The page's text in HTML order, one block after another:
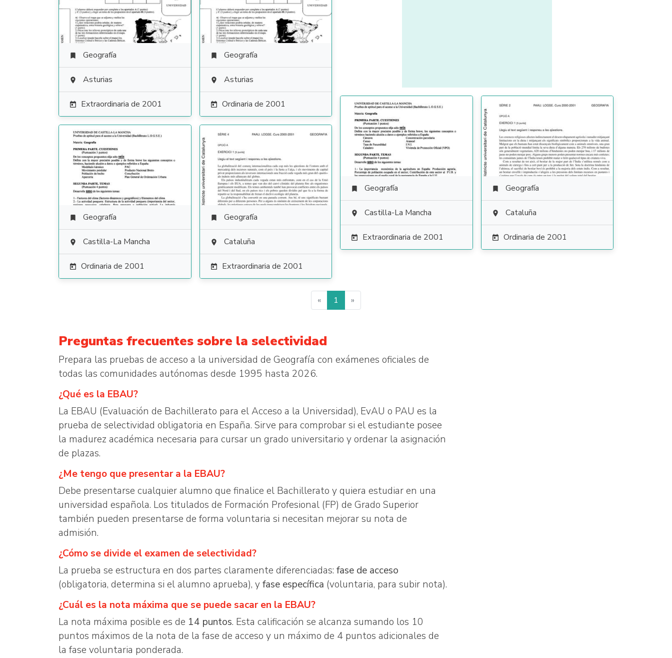
 Geografía
 Asturias
 Extraordinaria de 2001
 Geografía
 Asturias
 Ordinaria de 2001
 Geografía
 Castilla-La Mancha
 Extraordinaria de 2001
 Geografía
 Cataluña
 Ordinaria de 2001
 Geografía
 Castilla-La Mancha
 Ordinaria de 2001
 Geografía
 Cataluña
 Extraordinaria de 2001
« 1 »
Preguntas frecuentes sobre la selectividad
Prepara las pruebas de acceso a la universidad de Geografía con exámenes oficiales de
todas las comunidades autónomas desde 1995 hasta 2026.
¿Qué es la EBAU?
La EBAU (Evaluación de Bachillerato para el Acceso a la Universidad), EvAU o PAU es la
prueba de selectividad obligatoria en España. Sirve para comprobar si el estudiante posee
la madurez académica necesaria para cursar un grado universitario y ordenar la asignación
de plazas.
¿Me tengo que presentar a la EBAU?
Debe presentarse cualquier alumno que finalice el Bachillerato y quiera estudiar en una
universidad española. Los titulados de Formación Profesional (FP) de Grado Superior
también pueden presentarse de forma voluntaria si necesitan mejorar su nota de
admisión.
¿Cómo se divide el examen de selectividad?
La prueba se estructura en dos partes claramente diferenciadas: fase de acceso
(obligatoria, determina si el alumno aprueba), yfase específica (voluntaria, para subir nota).
¿Cuál es la nota máxima que se puede sacar en la EBAU?
La nota máxima posible es de 14 puntos. Esta calificación se alcanza sumando los 10
puntos máximos de la nota de la fase de acceso y un máximo de 4 puntos adicionales de
la fase voluntaria ponderada.